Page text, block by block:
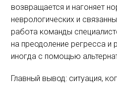
возвращается и нагоняет
неврологических и
работа команды
на преодоление регресса и
иногда с помощью
Главный вывод: ситуация,